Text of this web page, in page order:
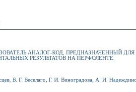
АНАЛОГ-КОД, ПРЕДНАЗНАЧЕННЫЙ ДЛЯ
РЕЗУЛЬТАТОВ НА ПЕРФОЛЕНТЕ.
В. Г. Веселаго, Г. И. Виноградова, А. И.